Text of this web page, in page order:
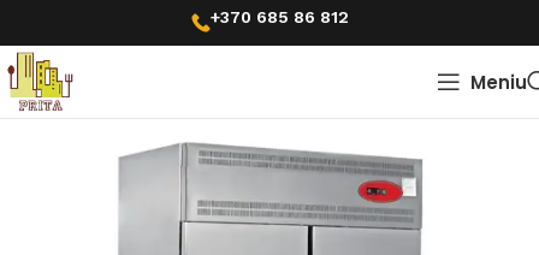
+370 685 86 812
Meniu